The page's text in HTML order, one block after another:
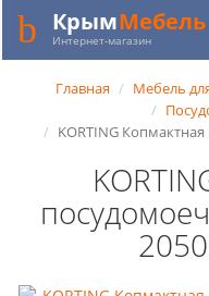
КрымМебель
Интернет-магазин
Главная Мебель
KORTING